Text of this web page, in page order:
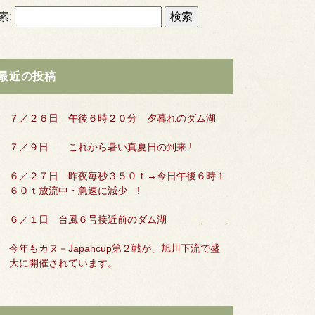
:
近の投稿
７／２６日 午後６時２０分 夕暮れのダム湖
７／９日 これから暑い真夏日の到来 !
６／２７日 昨夜毎秒３５０ｔ→今日午後６時１
６０ｔ放流中・急速に減少 !
６／１日 台風６号接近前のダム湖
今年もカヌ－Japancup第２戦が、旭川下流で盛
大に開催されています。